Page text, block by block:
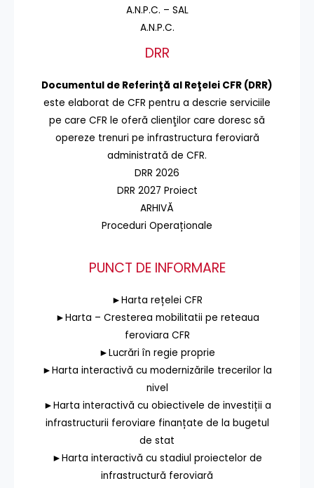
A.N.P.C. – SAL
A.N.P.C.
DRR
Documentul de Referinţă al Reţelei CFR (DRR)
este elaborat de CFR pentru a descrie serviciile
pe care CFR le oferă clienţilor care doresc să
opereze trenuri pe infrastructura feroviară
administrată de CFR.
DRR 2026
DRR 2027 Proiect
ARHIVĂ
Proceduri Operaționale
PUNCT DE INFORMARE
►Harta rețelei CFR
►Harta – Cresterea mobilitatii pe reteaua
feroviara CFR
►Lucrări în regie proprie
►Harta interactivă cu modernizările trecerilor la
nivel
►Harta interactivă cu obiectivele de investiții a
infrastructurii feroviare finanțate de la bugetul
de stat
►Harta interactivă cu stadiul proiectelor de
infrastructură feroviară